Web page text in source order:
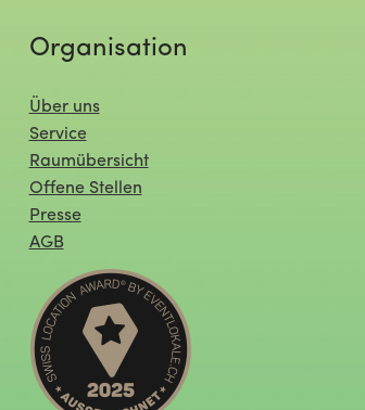
Organisation
Über uns
Service
Raumübersicht
Offene Stellen
Presse
AGB